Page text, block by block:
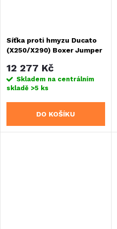
Síťka proti hmyzu Ducato
(X250/X290) Boxer Jumper
12 277 Kč
Skladem na centrálním
skladě >5 ks
DO KOŠÍKU